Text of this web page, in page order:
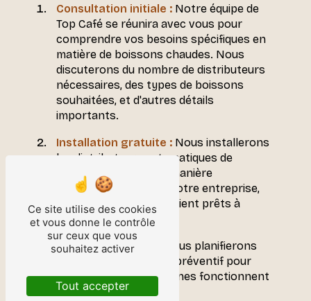
Consultation initiale : Notre équipe de
Top Café se réunira avec vous pour
comprendre vos besoins spécifiques en
matière de boissons chaudes. Nous
discuterons du nombre de distributeurs
nécessaires, des types de boissons
souhaitées, et d'autres détails
importants.
Installation gratuite : Nous installerons
les distributeurs automatiques de
boissons chaudes de manière
professionnelle dans votre entreprise,
en veillant à ce qu'ils soient prêts à
l'emploi.
Entretien régulier :
Nous planifierons
des visites d'entretien préventif pour
garantir que vos machines fonctionnent
de manière optimale.
Ce site utilise des cookies
et vous donne le contrôle
sur ceux que vous
souhaitez activer
Tout accepter